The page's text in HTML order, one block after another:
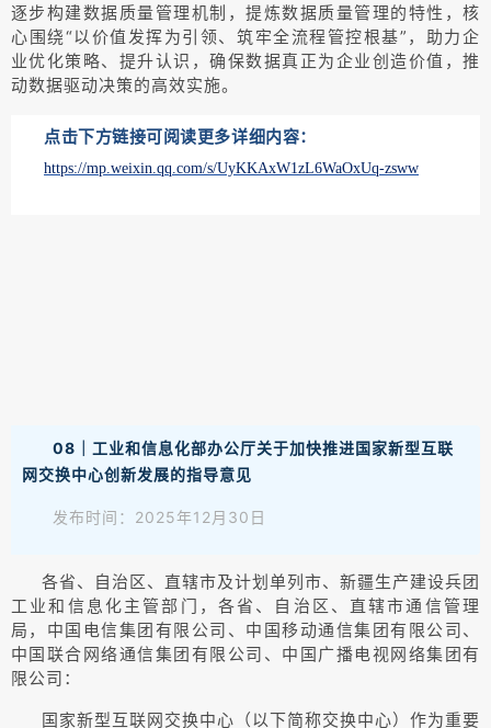
逐步构建数据质量管理机制，提炼数据质量管理的特性，核
心围绕“以价值发挥为引领、筑牢全流程管控根基”，助力企
业优化策略、提升认识，确保数据真正为企业创造价值，推
动数据驱动决策的高效实施。
点击下方链接可阅读更多详细内容：
https://mp.weixin.qq.com/s/UyKKAxW1zL6WaOxUq-zsww
08｜工业和信息化部办公厅关于加快推进国家新型互联
网交换中心创新发展的指导意见
发布时间：2025年12月30日
各省、自治区、直辖市及计划单列市、新疆生产建设兵团
工业和信息化主管部门，各省、自治区、直辖市通信管理
局，中国电信集团有限公司、中国移动通信集团有限公司、
中国联合网络通信集团有限公司、中国广播电视网络集团有
限公司：
国家新型互联网交换中心（以下简称交换中心）作为重要